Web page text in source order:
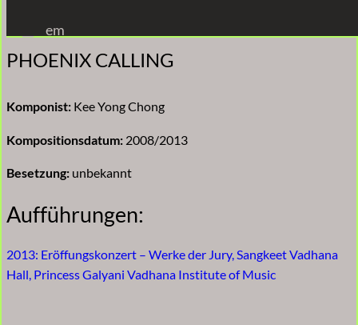
Inhalt
springen
em
PHOENIX CALLING
Komponist: Kee Yong Chong
Kompositionsdatum: 2008/2013
Besetzung: unbekannt
Aufführungen:
2013: Eröffungskonzert – Werke der Jury, Sangkeet Vadhana
Hall, Princess Galyani Vadhana Institute of Music